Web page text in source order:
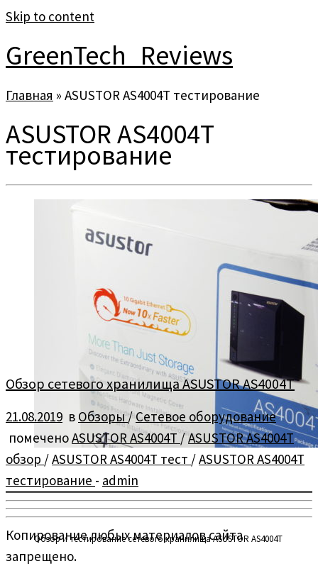
Skip to content
GreenTech_Reviews
Главная » ASUSTOR AS4004T тестирование
ASUSTOR AS4004T
тестирование
Обзор и тестирование сетевого хранилища ASUSTOR AS4004T
Обзор сетевого хранилища ASUSTOR AS4004T
21.08.2019 в Обзоры/Сетевое оборудование
помеченоASUSTOR AS4004T/ASUSTOR AS4004T
обзор /ASUSTOR AS4004T тест /ASUSTOR AS4004T
тестирование - admin
Копирование любых материалов сайта
запрещено.